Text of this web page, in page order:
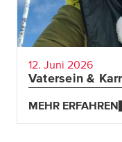
12. Juni 2026
Vatersein &
MEHR ERFAHREN